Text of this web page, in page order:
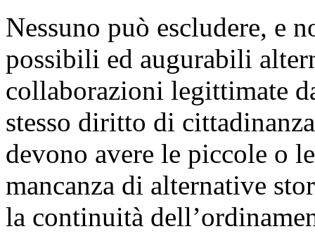
Nessuno può escludere, e
possibili ed augurabili
collaborazioni legittimate
stesso diritto di
devono avere le piccole o
mancanza di alternative
la continuità